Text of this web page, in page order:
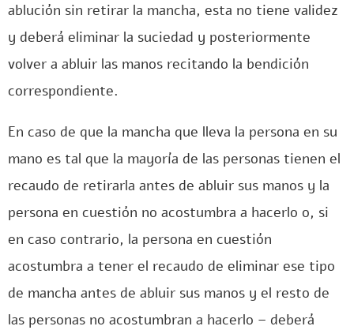
ablución sin retirar la mancha, esta no tiene validez
y deberá eliminar la suciedad y posteriormente
volver a abluir las manos recitando la bendición
correspondiente.
En caso de que la mancha que lleva la persona en su
mano es tal que la mayoría de las personas tienen el
recaudo de retirarla antes de abluir sus manos y la
persona en cuestión no acostumbra a hacerlo o, si
en caso contrario, la persona en cuestión
acostumbra a tener el recaudo de eliminar ese tipo
de mancha antes de abluir sus manos y el resto de
las personas no acostumbran a hacerlo – deberá